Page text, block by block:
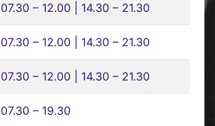
07.30 – 12.00 | 14.30 – 21.30
07.30 – 12.00 | 14.30 – 21.30
07.30 – 12.00 | 14.30 – 21.30
07.30 – 19.30